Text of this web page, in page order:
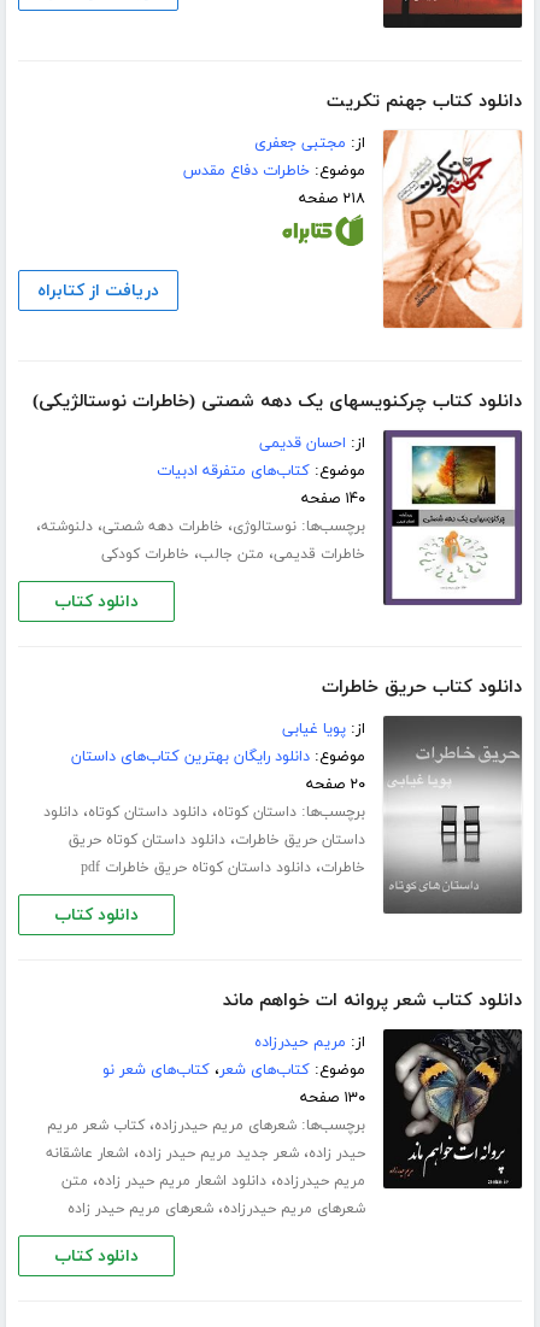
دانلود کتاب جهنم تکریت
از: مجتبی جعفری
موضوع:خاطرات دفاع مقدس
۲۱۸ صفحه
دریافت از کتابراه
دانلود کتاب چرکنویسهای یک دهه شصتی (خاطرات نوستالژیکی)
از: احسان قدیمی
موضوع:کتاب‌های متفرقه ادبیات
۱۴۰ صفحه
برچسب‌ها:نوستالوژی، خاطرات دهه شصتی،دلنوشته،
خاطرات قدیمی، متن جالب، خاطرات کودکی
دانلود کتاب
دانلود کتاب حریق خاطرات
از:پویا غیابی
موضوع:دانلود رایگان بهترین کتاب‌های داستان
۲۰ صفحه
برچسب‌ها:داستان کوتاه،دانلود داستان کوتاه،دانلود
داستان حریق خاطرات،دانلود داستان کوتاه حریق
خاطرات،دانلود داستان کوتاه حریق خاطرات pdf
دانلود کتاب
دانلود کتاب شعر پروانه ات خواهم ماند
از: مریم حیدرزاده
موضوع:کتاب‌های شعر،کتاب‌های شعر نو
۱۳۰ صفحه
برچسب‌ها:شعرهای مریم حیدرزاده،کتاب شعر مریم
حیدر زاده،شعر جدید مریم حیدر زاده، اشعار عاشقانه
مریم حیدرزاده،دانلود اشعار مریم حیدر زاده، متن
شعرهای مریم حیدرزاده،شعرهای مریم حیدر زاده
دانلود کتاب